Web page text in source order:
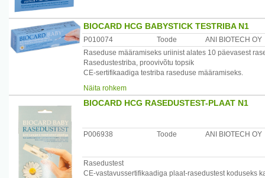
BIOCARD HCG BABYSTICK TESTRIBA N1
P010074 Toode
ANI BIOTECH OY
Raseduse määramiseks uriinist alates 10 päevasest
Rasedustestriba, proovivõtu topsik
CE-sertifikaadiga testriba raseduse määramiseks.
Näita rohkem
BIOCARD HCG RASEDUSTEST-PLAAT N1
P006938 Toode ANI BIOTECH OY
Rasedustest
CE-vastavussertifikaadiga plaat-rasedustest koduseks